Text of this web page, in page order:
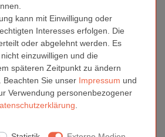
Abheft-Clip transparent
0,15 € *
zzgl. MwSt.
kann mit Einwilligung oder
Interesses erfolgen. Die
oder abgelehnt werden. Es
einzuwilligen und die
späteren Zeitpunkt zu ändern
Sie unser Impressum und
Verwendung personenbezogener